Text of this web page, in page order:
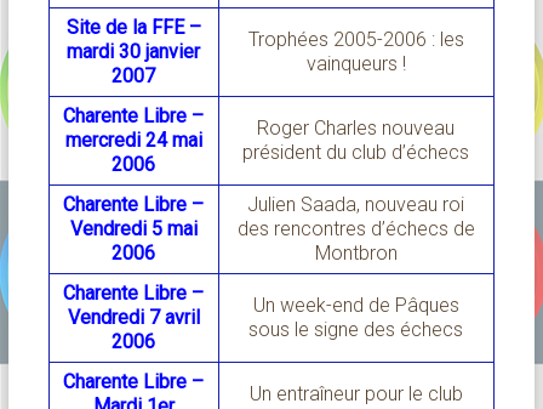
Site de la FFE –
mardi 30 janvier
2007
Trophées 2005-2006 : les
vainqueurs !
Charente Libre –
mercredi 24 mai
2006
Roger Charles nouveau
président du club d’échecs
Charente Libre –
Vendredi 5 mai
2006
Julien Saada, nouveau roi
des rencontres d’échecs de
Montbron
Charente Libre –
Vendredi 7 avril
2006
Un week-end de Pâques
sous le signe des échecs
Charente Libre –
Un entraîneur pour le club